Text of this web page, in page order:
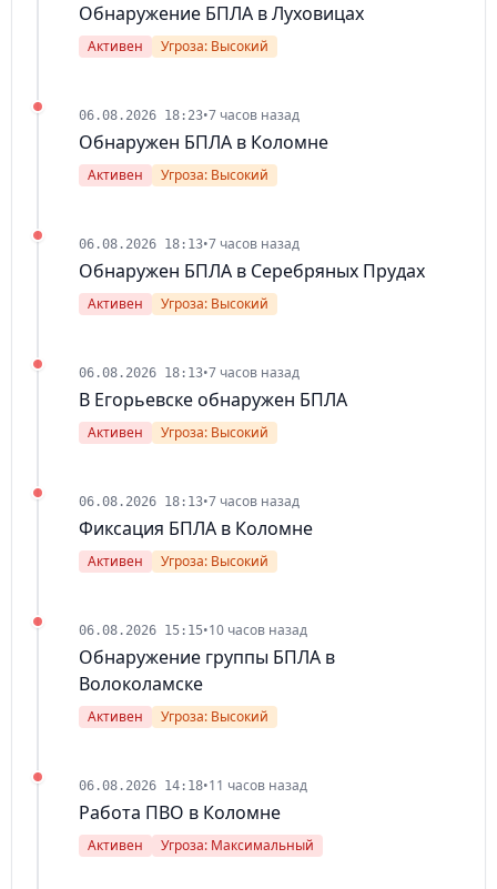
Обнаружение БПЛА в Луховицах
Активен Угроза: Высокий
06.08.2026 18:23•7 часов назад
Обнаружен БПЛА в Коломне
Активен Угроза: Высокий
06.08.2026 18:13•7 часов назад
Обнаружен БПЛА в Серебряных Прудах
Активен Угроза: Высокий
06.08.2026 18:13•7 часов назад
В Егорьевске обнаружен БПЛА
Активен Угроза: Высокий
06.08.2026 18:13•7 часов назад
Фиксация БПЛА в Коломне
Активен Угроза: Высокий
06.08.2026 15:15•10 часов назад
Обнаружение группы БПЛА в
Волоколамске
Активен Угроза: Высокий
06.08.2026 14:18•11 часов назад
Работа ПВО в Коломне
Активен Угроза: Максимальный